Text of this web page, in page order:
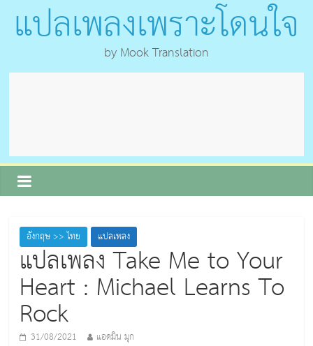
แปลเพลงเพราะโดนใจ
by Mook Translation
อังกฤษ >> ไทย แปลเพลง
แปลเพลง Take Me to Your
Heart : Michael Learns To
Rock
31/08/2021 แอดมิน มุก